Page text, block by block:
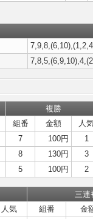
複勝
組番 金額
人
7 100円
1
8 130円
3
5 100円 2
三連
人気 組番
金